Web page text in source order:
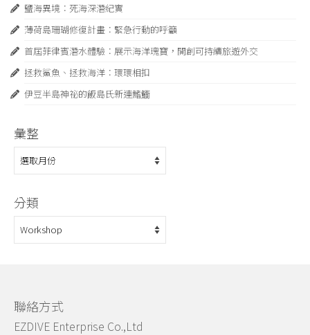
鹽海異境：死海深潛紀實
薄荷島珊瑚修復計畫：緊急⾏動的呼籲
首屆菲律賓潛水體驗：展示海洋瑰寶，開創可持續旅遊外交
拯救鯊魚、拯救海洋：環環相扣
伊豆半島神祕的飯島氏新連鰭䲗
彙整
彙
整
分類
分
類
聯絡方式
EZDIVE Enterprise Co.,Ltd